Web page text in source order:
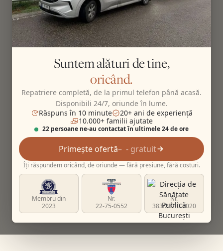
Suntem alături de tine,
oricând.
Repatriere completă, de la primul telefon până acasă.
Disponibili 24/7, oriunde în lume.
Răspuns în 10 minute
20+ ani de experiență
10.000+ familii ajutate
22 persoane ne-au contactat în ultimele 24 de ore
Primește ofertă - gratuit
Îți răspundem oricând, de oriunde — fără presiune, fără costuri.
Membru din
2023
Nr.
22-75-0552
Nr.
383/23.10.2020